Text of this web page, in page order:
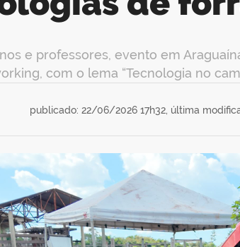
e professores, evento em
com o lema “Tecnologia no
publicado: 22/06/2026 17h32, última